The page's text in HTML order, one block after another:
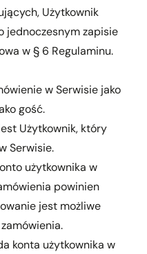
Użytkownik
jednoczesnym zapisie
w § 6 Regulaminu.
w Serwisie jako
gość.
Użytkownik, który
Serwisie.
użytkownika w
powinien
jest możliwe
konta użytkownika w